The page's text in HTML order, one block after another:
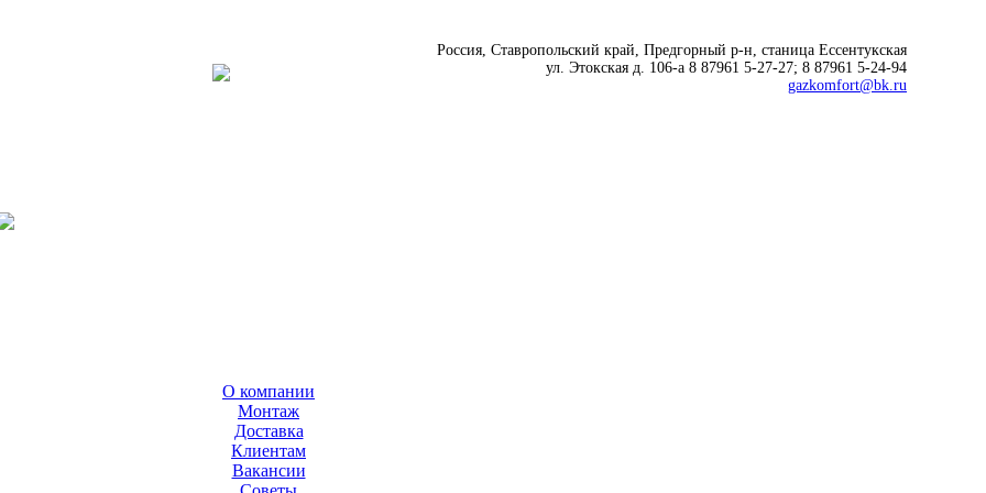
Россия, Ставропольский край, Предгорный р-н, cтаница Ессентукская
ул. Этокская д. 106-а 8 87961 5-27-27; 8 87961 5-24-94
gazkomfort@bk.ru
О компании
Монтаж
Доставка
Клиентам
Вакансии